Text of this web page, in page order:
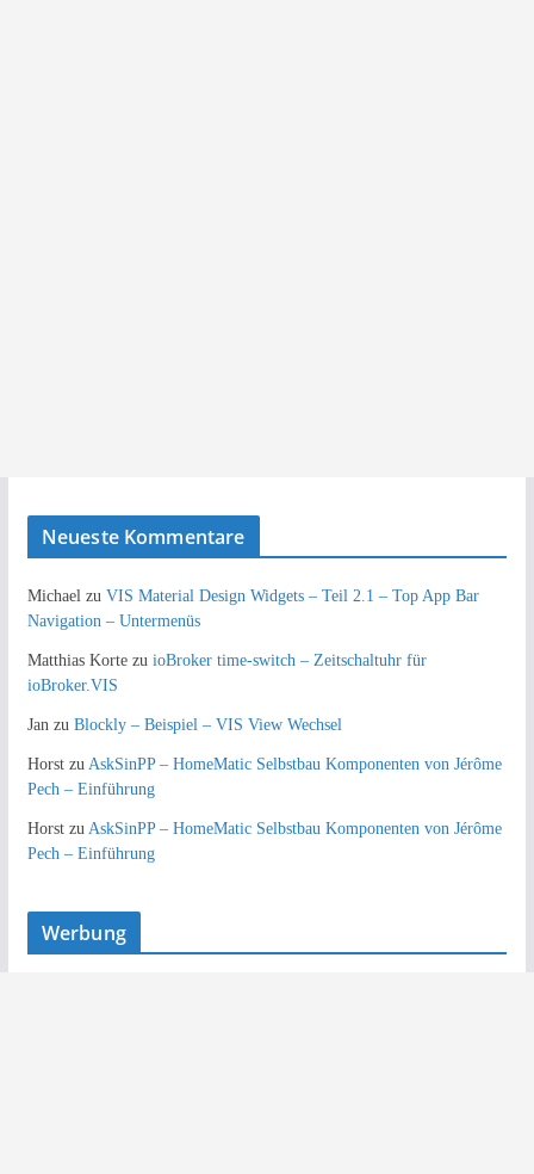
Neueste Kommentare
Michaelzu VIS Material Design Widgets – Teil 2.1 – Top App Bar
Navigation – Untermenüs
Matthias Kortezu ioBroker time-switch – Zeitschaltuhr für
ioBroker.VIS
Janzu Blockly – Beispiel – VIS View Wechsel
Horstzu AskSinPP – HomeMatic Selbstbau Komponenten von Jérôme
Pech – Einführung
Horstzu AskSinPP – HomeMatic Selbstbau Komponenten von Jérôme
Pech – Einführung
Werbung